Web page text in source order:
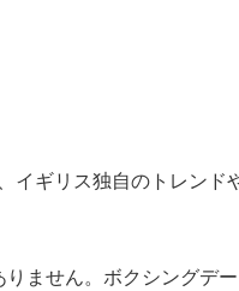
イギリス独自のトレンド
ません。ボクシングデ